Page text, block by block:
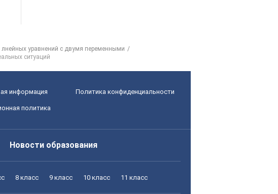
уравнений с двумя переменными
ситуаций
информация Политика конфиденциальности
политика
Новости образования
8 класс 9 класс 10 класс 11 класс